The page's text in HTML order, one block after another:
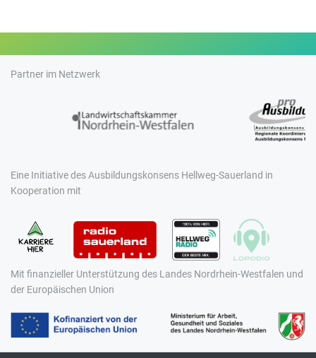
Partner im Netzwerk
Eine Initiative des Ausbildungskonsens Hellweg-Sauerland in
Kooperation mit
Mit finanzieller Unterstützung des Landes Nordrhein-Westfalen und
der Europäischen Union